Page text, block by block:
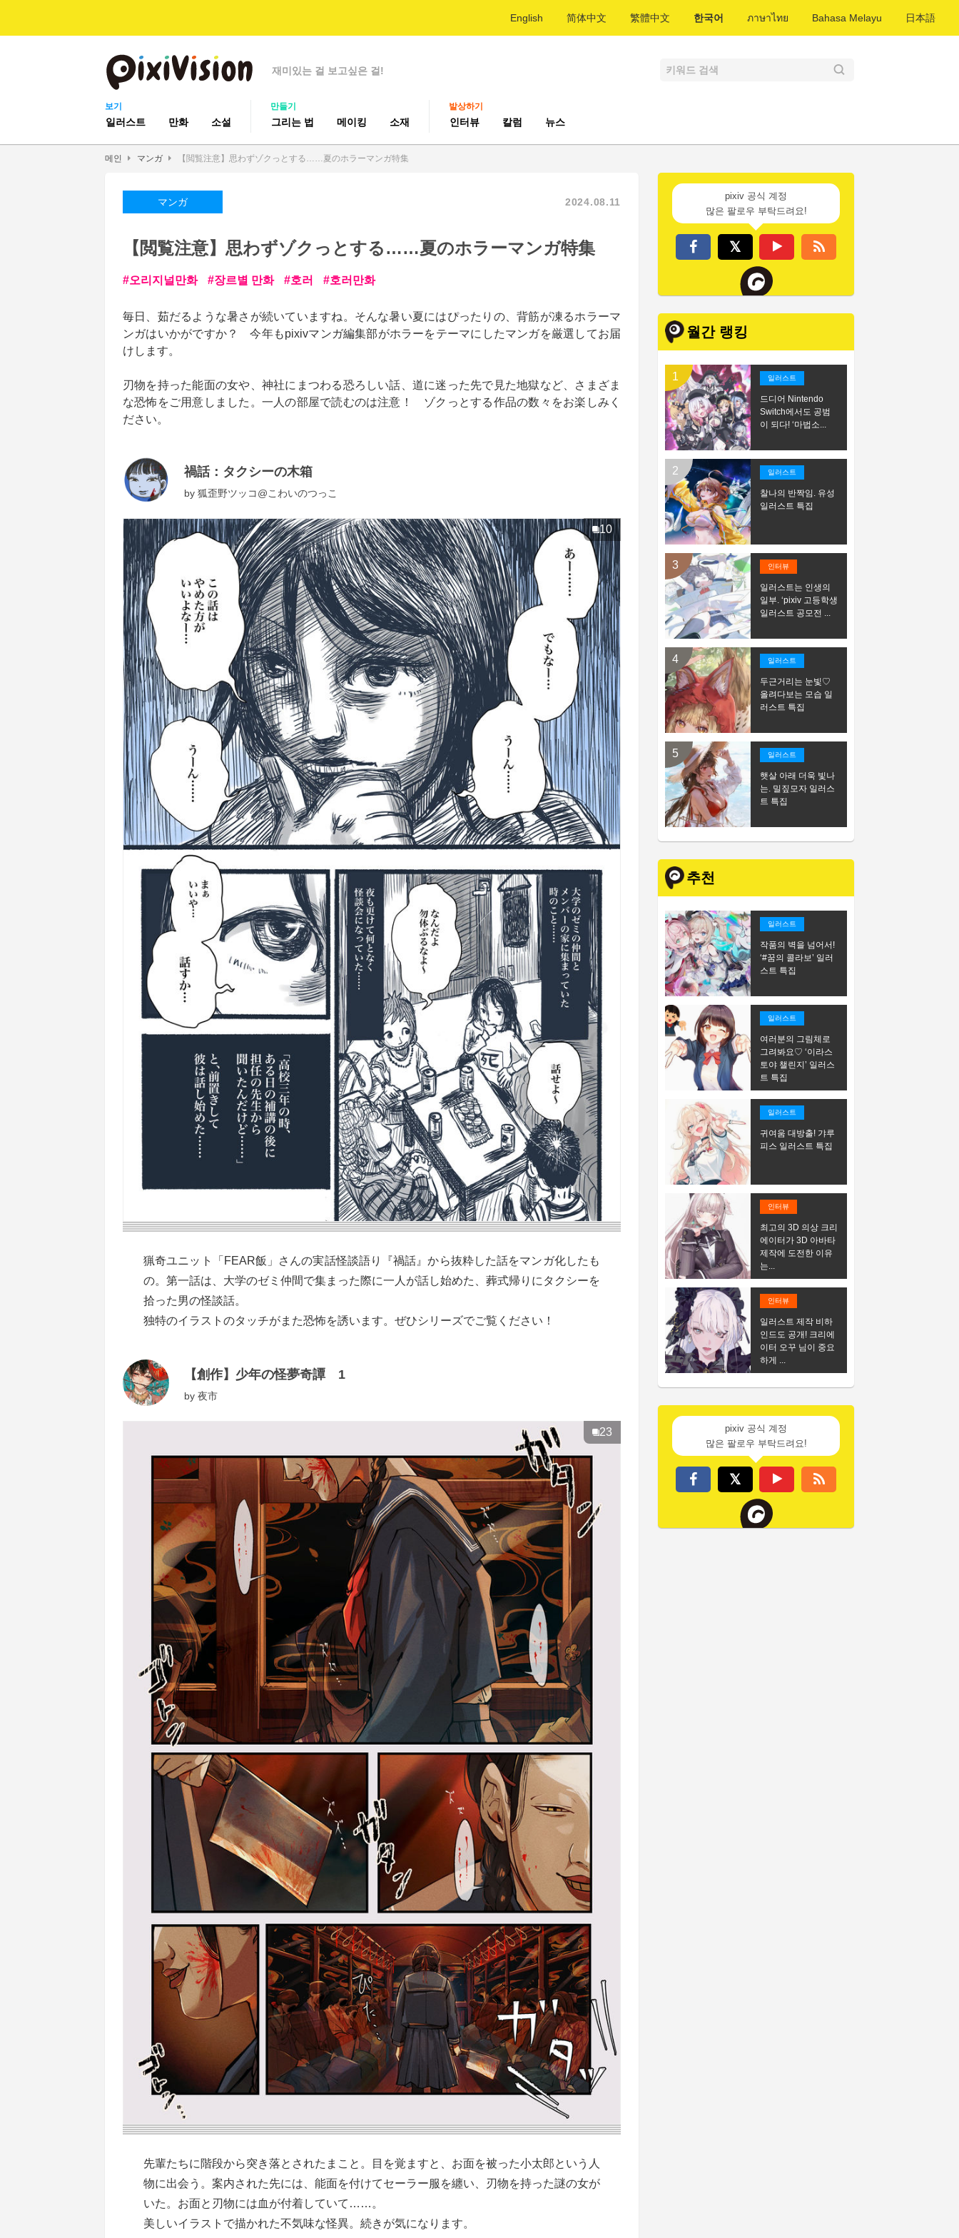
English 简体中文 繁體中文 한국어 ภาษาไทย Bahasa Melayu 日本語
재미있는 걸 보고싶은 걸!
보기
일러스트 만화 소설
만들기
그리는 법 메이킹 소재
발상하기
인터뷰 칼럼 뉴스
메인 マンガ 【閲覧注意】思わずゾクっとする……夏のホラーマンガ特集
マンガ 2024.08.11
【閲覧注意】思わずゾクっとする……夏のホラーマンガ特集
오리지널만화 장르별 만화 호러 호러만화
毎日、茹だるような暑さが続いていますね。そんな暑い夏にはぴったりの、背筋が凍るホラーマ
ンガはいかがですか？ 今年もpixivマンガ編集部がホラーをテーマにしたマンガを厳選してお届
けします。
刃物を持った能面の女や、神社にまつわる恐ろしい話、道に迷った先で見た地獄など、さまざま
な恐怖をご用意しました。一人の部屋で読むのは注意！ ゾクっとする作品の数々をお楽しみく
ださい。
禍話：タクシーの木箱
by 狐歪野ツッコ@こわいのつっこ
10
猟奇ユニット「FEAR飯」さんの実話怪談語り『禍話』から抜粋した話をマンガ化したも
の。第一話は、大学のゼミ仲間で集まった際に一人が話し始めた、葬式帰りにタクシーを
拾った男の怪談話。
独特のイラストのタッチがまた恐怖を誘います。ぜひシリーズでご覧ください！
【創作】少年の怪夢奇譚 1
by 夜市
23
先輩たちに階段から突き落とされたまこと。目を覚ますと、お面を被った小太郎という人
物に出会う。案内された先には、能面を付けてセーラー服を纏い、刃物を持った謎の女が
いた。お面と刃物には血が付着していて……。
美しいイラストで描かれた不気味な怪異。続きが気になります。
pixiv 공식 계정
많은 팔로우 부탁드려요!
월간 랭킹
일러스트
드디어 Nintendo
Switch에서도 공범
이 되다! ‘마법소...
일러스트
찰나의 반짝임. 유성
일러스트 특집
인터뷰
일러스트는 인생의
일부. ‘pixiv 고등학생
일러스트 공모전 ...
일러스트
두근거리는 눈빛♡
올려다보는 모습 일
러스트 특집
일러스트
햇살 아래 더욱 빛나
는. 밀짚모자 일러스
트 특집
추천
일러스트
작품의 벽을 넘어서!
‘#꿈의 콜라보’ 일러
스트 특집
일러스트
여러분의 그림체로
그려봐요♡ ‘이라스
토야 챌린지’ 일러스
트 특집
일러스트
귀여움 대방출! 갸루
피스 일러스트 특집
인터뷰
최고의 3D 의상 크리
에이터가 3D 아바타
제작에 도전한 이유
는...
인터뷰
일러스트 제작 비하
인드도 공개! 크리에
이터 오꾸 님이 중요
하게 ...
pixiv 공식 계정
많은 팔로우 부탁드려요!